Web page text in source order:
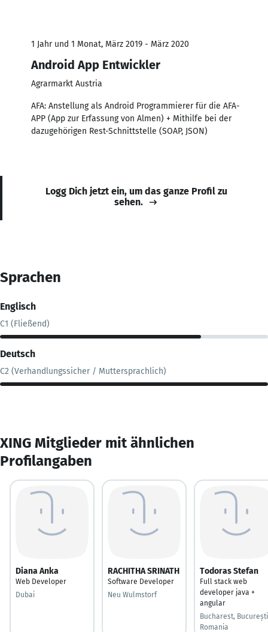
1 Jahr und 1 Monat, März 2019 - März 2020
Android App Entwickler
Agrarmarkt Austria
AFA: Anstellung als Android Programmierer für die AFA-
APP (App zur Erfassung von Almen) + Mithilfe bei der
dazugehörigen Rest-Schnittstelle (SOAP, JSON)
Logg Dich jetzt ein, um das ganze Profil zu
sehen.
Sprachen
Englisch
C1 (Fließend)
Deutsch
C2 (Verhandlungssicher / Muttersprachlich)
XING Mitglieder mit ähnlichen
Profilangaben
Diana Anka
Web Developer
Dubai
RACHITHA SRINATH
Software Developer
Neu Wulmstorf
Todoras Stefan
Full stack web
developer java +
angular
Bucharest,
Romania